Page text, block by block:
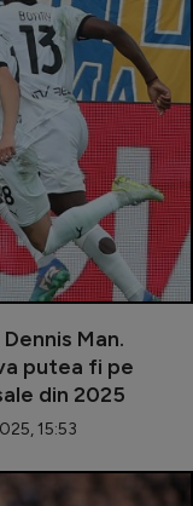
Man.
putea fi pe
din 2025
15:53